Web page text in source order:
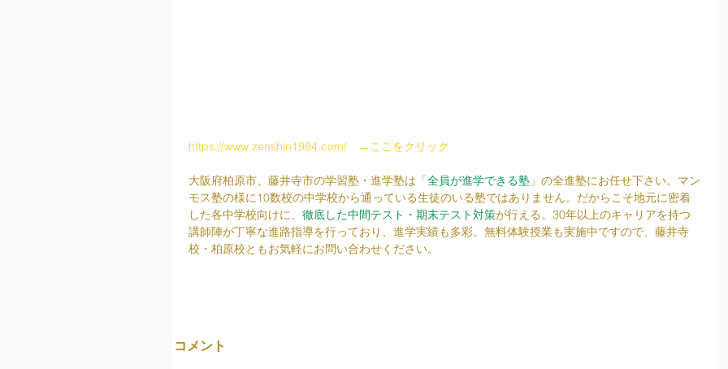
https://www.zenshin1984.com/ ←ここをクリック
大阪府柏原市、藤井寺市の学習塾・進学塾は「全員が進学できる塾 」の全進塾にお任せ下さい。マン
モス塾の様に10数校の中学校から通っている生徒のいる塾ではありません。だからこそ地元に密着
した各中学校向けに、 徹底した中間テスト・期末テスト対策が行える。30年以上のキャリアを持つ
講師陣が丁寧な進路指導を行っており、進学実績も多彩。無料体験授業も実施中ですので、藤井寺
校・柏原校ともお気軽にお問い合わせください。
コメント